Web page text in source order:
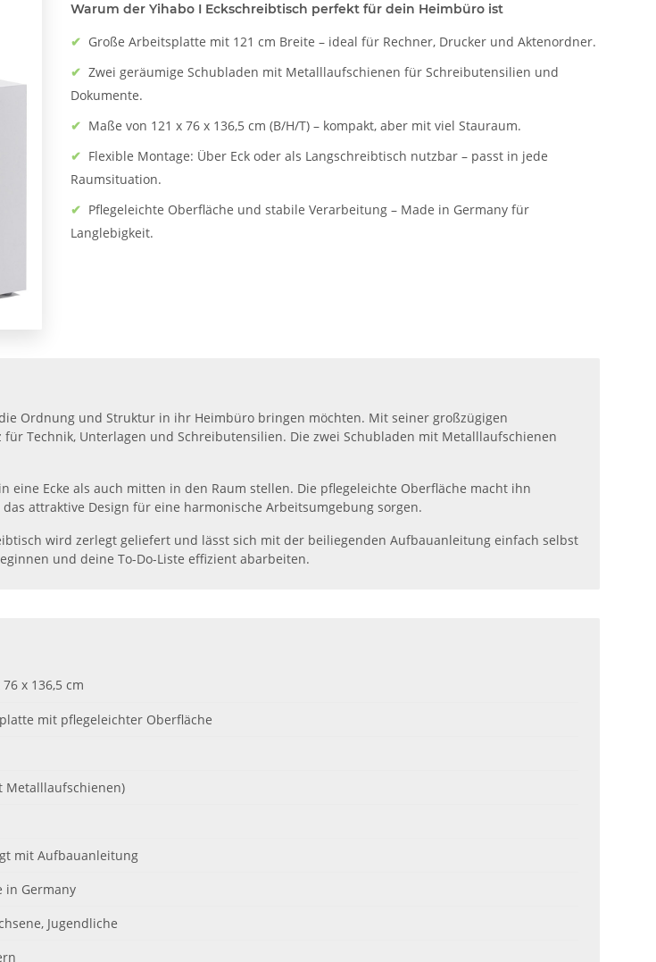
Warum der Yihabo I Eckschreibtisch perfekt für dein Heimbüro ist
✔ Große Arbeitsplatte mit 121 cm Breite – ideal für Rechner, Drucker und Aktenordner.
✔ Zwei geräumige Schubladen mit Metalllaufschienen für Schreibutensilien und
Dokumente.
✔ Maße von 121 x 76 x 136,5 cm (B/H/T) – kompakt, aber mit viel Stauraum.
✔ Flexible Montage: Über Eck oder als Langschreibtisch nutzbar – passt in jede
Raumsituation.
✔ Pflegeleichte Oberfläche und stabile Verarbeitung – Made in Germany für
Langlebigkeit.
Ordnung und Struktur in ihr Heimbüro bringen möchten. Mit seiner großzügigen
Technik, Unterlagen und Schreibutensilien. Die zwei Schubladen mit Metalllaufschienen
Ecke als auch mitten in den Raum stellen. Die pflegeleichte Oberfläche macht ihn
attraktive Design für eine harmonische Arbeitsumgebung sorgen.
wird zerlegt geliefert und lässt sich mit der beiliegenden Aufbauanleitung einfach selbst
und deine To-Do-Liste effizient abarbeiten.
76 x 136,5 cm
mit pflegeleichter Oberfläche
Metalllaufschienen)
mit Aufbauanleitung
in Germany
Jugendliche